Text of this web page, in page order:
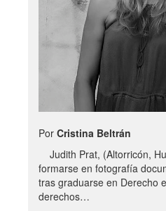
Por Cristina Beltrán
Judith Prat, (Altorricón,
formarse en fotografía
tras graduarse en Derecho
derechos…